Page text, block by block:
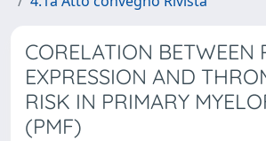
CORELATION BETWEEN
EXPRESSION AND
RISK IN PRIMARY
(PMF)